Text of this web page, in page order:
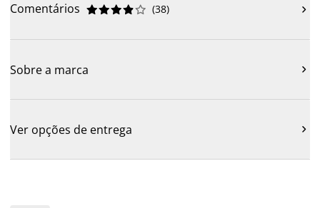
Comentários 




 (38) 
Sobre a marca 
Ver opções de entrega 